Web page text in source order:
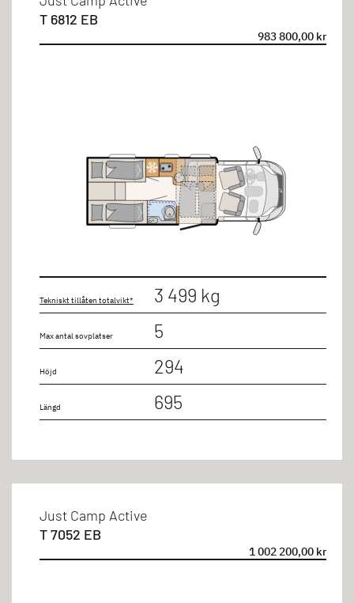
T 6812 EB
983 800,00 kr
Tekniskt tillåten totalvikt* 3 499 kg
Max antal sovplatser 5
Höjd 294
Längd 695
Just Camp Active
T 7052 EB
1 002 200,00 kr